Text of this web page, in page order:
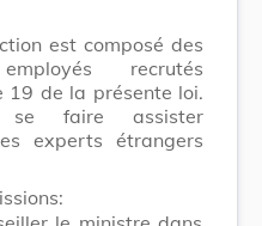
est composé des
recrutés
19 de la présente loi.
faire assister
experts étrangers